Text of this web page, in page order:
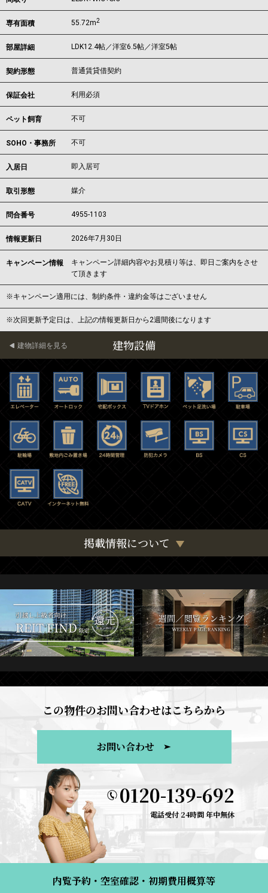
専有面積 55.72m2
部屋詳細 LDK12.4帖／洋室6.5帖／洋室5帖
契約形態 普通賃貸借契約
保証会社 利用必須
ペット飼育 不可
SOHO・事務所 不可
入居日 即入居可
取引形態 媒介
問合番号 4955-1103
情報更新日 2026年7月30日
キャンペーン情報
キャンペーン詳細内容やお見積り等は、即日ご案内をさせ
て頂きます
※キャンペーン適用には、制約条件・違約金等はございません
※次回更新予定日は、上記の情報更新日から2週間後になります
建物設備
建物詳細を見る
掲載情報について
この物件のお問い合わせはこちらから
お問い合わせ
0120-139-692
電話受付 24時間 年中無休
内覧予約・空室確認・初期費用概算等